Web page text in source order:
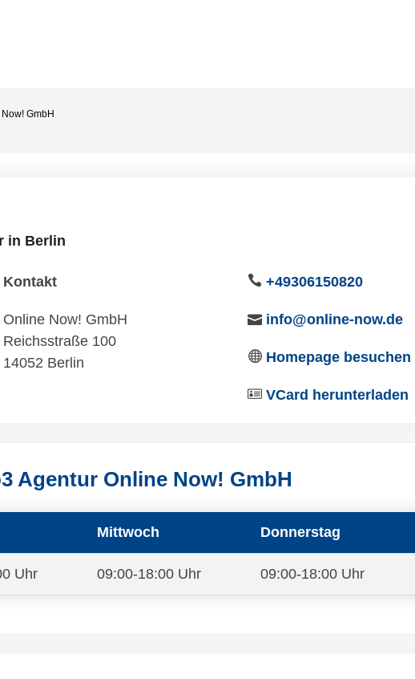
GmbH
in Berlin
Kontakt
Online Now! GmbH
Reichsstraße 100
14052 Berlin
+49306150820
info@online-now.de
Homepage besuchen
VCard herunterladen
Agentur Online Now! GmbH
Mittwoch Donnerstag
Uhr 09:00-18:00 Uhr 09:00-18:00 Uhr